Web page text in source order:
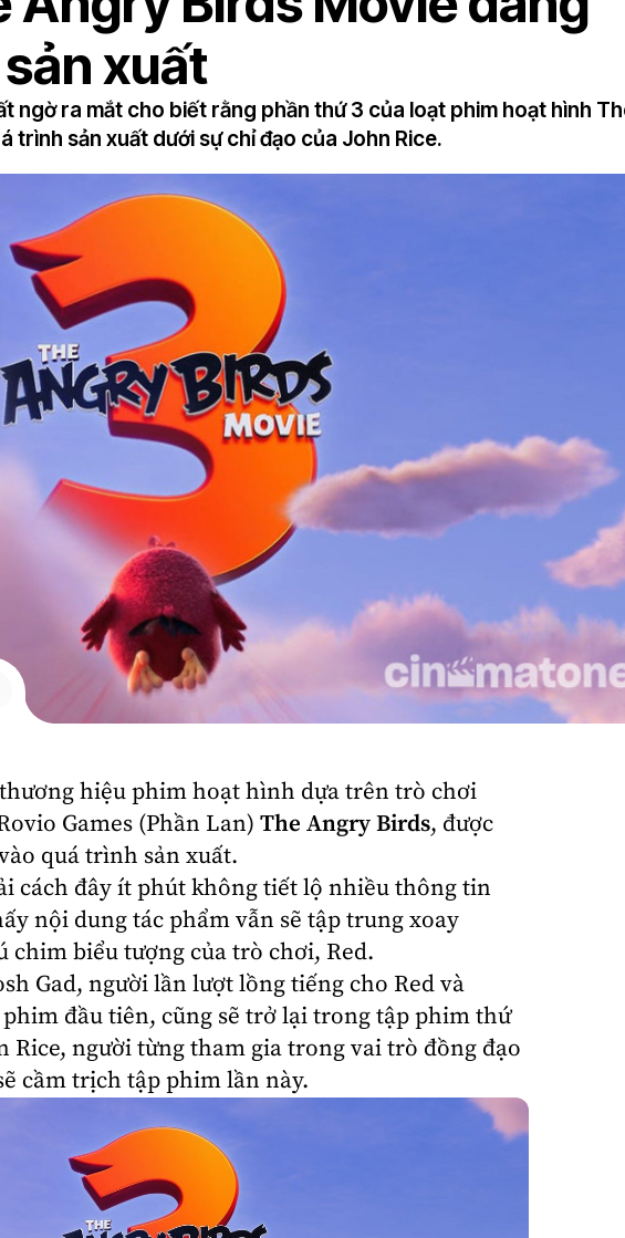
xuất
ngờ ra mắt cho biết rằng phần thứ 3 của loạt phim hoạt hình
trình sản xuất dưới sự chỉ đạo của John Rice.
hiệuphim hoạt hình dựa trên trò chơi
Games (Phần Lan) The Angry Birds, được
quá trình sản xuất.
cách đây ít phút không tiết lộ nhiều thông tin
nội dung tác phẩm vẫn sẽ tập trung xoay
chim biểu tượng của trò chơi, Red.
Gad, người lần lượt lồng tiếng cho Red và
đầu tiên, cũng sẽ trở lại trong tập phim thứ
Rice, người từng tham gia trong vai trò đồng đạo
cầm trịch tập phim lần này.